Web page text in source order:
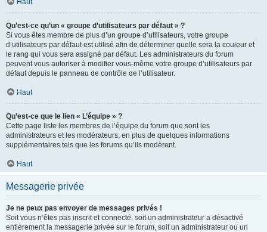
Haut
Qu’est-ce qu’un « groupe d’utilisateurs par défaut » ?
Si vous êtes membre de plus d’un groupe d’utilisateurs, votre groupe
d’utilisateurs par défaut est utilisé afin de déterminer quelle sera la couleur et
le rang qui vous sera assigné par défaut. Les administrateurs du forum
peuvent vous autoriser à modifier vous-même votre groupe d’utilisateurs par
défaut depuis le panneau de contrôle de l’utilisateur.
Haut
Qu’est-ce que le lien « L’équipe » ?
Cette page liste les membres de l’équipe du forum que sont les
administrateurs et les modérateurs, en plus de quelques informations
supplémentaires tels que les forums qu’ils modèrent.
Haut
Messagerie privée
Je ne peux pas envoyer de messages privés !
Soit vous n’êtes pas inscrit et connecté, soit un administrateur a désactivé
entièrement la messagerie privée sur le forum, soit un administrateur ou un